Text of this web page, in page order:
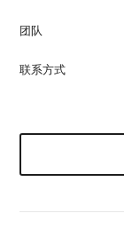
团队
联系方式